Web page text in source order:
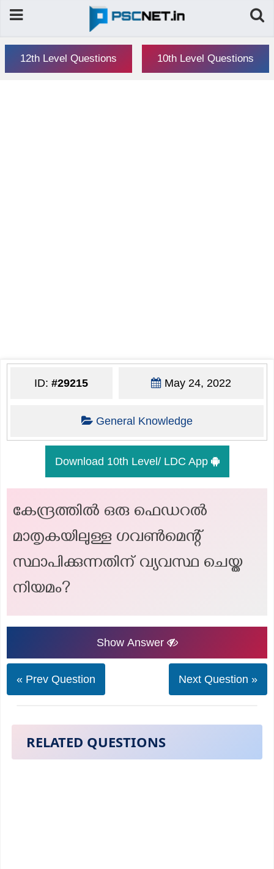
12th Level Questions 10th Level Questions
ID:#29215 May 24, 2022
General Knowledge
Download 10th Level/ LDC App
കേന്ദ്രത്തിൽ ഒരു ഫെഡറൽ
മാതൃകയിലുള്ള ഗവൺമെന്റ്
സ്ഥാപിക്കുന്നതിന് വ്യവസ്ഥ ചെയ്ത
നിയമം?
Show Answer
« Prev Question Next Question »
RELATED QUESTIONS